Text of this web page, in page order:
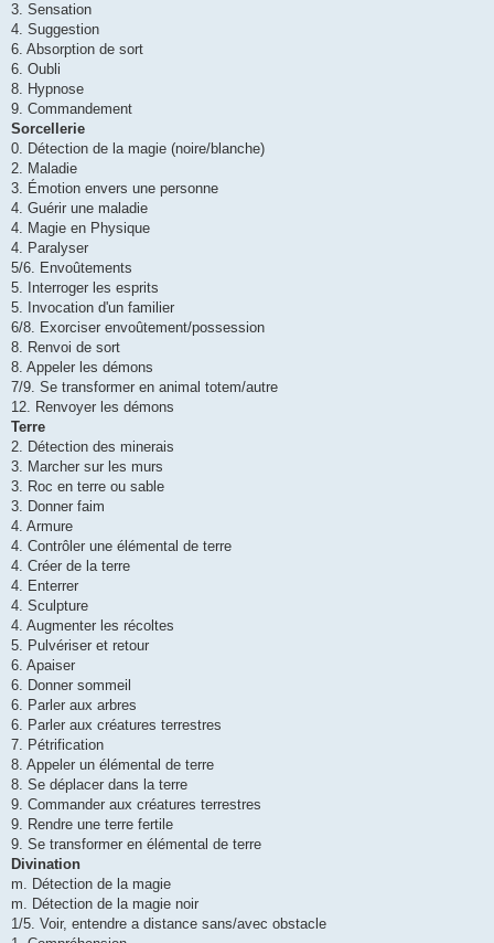
3. Sensation
4. Suggestion
6. Absorption de sort
6. Oubli
8. Hypnose
9. Commandement
Sorcellerie
0. Détection de la magie (noire/blanche)
2. Maladie
3. Émotion envers une personne
4. Guérir une maladie
4. Magie en Physique
4. Paralyser
5/6. Envoûtements
5. Interroger les esprits
5. Invocation d'un familier
6/8. Exorciser envoûtement/possession
8. Renvoi de sort
8. Appeler les démons
7/9. Se transformer en animal totem/autre
12. Renvoyer les démons
Terre
2. Détection des minerais
3. Marcher sur les murs
3. Roc en terre ou sable
3. Donner faim
4. Armure
4. Contrôler une élémental de terre
4. Créer de la terre
4. Enterrer
4. Sculpture
4. Augmenter les récoltes
5. Pulvériser et retour
6. Apaiser
6. Donner sommeil
6. Parler aux arbres
6. Parler aux créatures terrestres
7. Pétrification
8. Appeler un élémental de terre
8. Se déplacer dans la terre
9. Commander aux créatures terrestres
9. Rendre une terre fertile
9. Se transformer en élémental de terre
Divination
m. Détection de la magie
m. Détection de la magie noir
1/5. Voir, entendre a distance sans/avec obstacle